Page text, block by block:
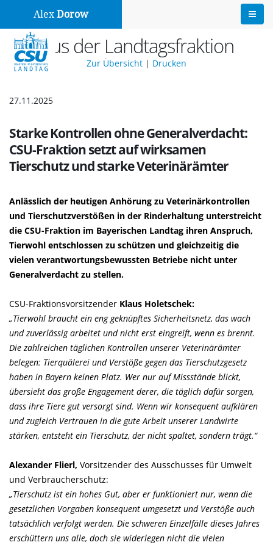
AlexDorow
Aus der Landtagsfraktion
Zur Übersicht | Drucken
27.11.2025
Starke Kontrollen ohne Generalverdacht:
CSU-Fraktion setzt auf wirksamen
Tierschutz und starke Veterinärämter
Anlässlich der heutigen Anhörung zu Veterinärkontrollen
und Tierschutzverstößen in der Rinderhaltung unterstreicht
die CSU-Fraktion im Bayerischen Landtag ihren Anspruch,
Tierwohl entschlossen zu schützen und gleichzeitig die
vielen verantwortungsbewussten Betriebe nicht unter
Generalverdacht zu stellen.
CSU-Fraktionsvorsitzender Klaus Holetschek:
Tierwohl braucht ein eng geknüpftes Sicherheitsnetz, das wach
und zuverlässig arbeitet und nicht erst eingreift, wenn es brennt.
Die zahlreichen täglichen Kontrollen unserer Veterinärämter
belegen: Tierquälerei und Verstöße gegen das Tierschutzgesetz
haben in Bayern keinen Platz. Wer nur auf Missstände blickt,
übersieht das große Engagement derer, die täglich dafür sorgen,
dass ihre Tiere gut versorgt sind. Wenn wir konsequent aufklären
und zugleich Vertrauen in die gute Arbeit unserer Landwirte
stärken, entsteht ein Tierschutz, der nicht spaltet, sondern trägt.“
Alexander Flierl, Vorsitzender des Ausschusses für Umwelt
und Verbraucherschutz:
Tierschutz ist ein hohes Gut, aber er funktioniert nur, wenn die
gesetzlichen Vorgaben konsequent umgesetzt und Verstöße auch
tatsächlich verfolgt werden. Die schweren Einzelfälle dieses Jahres
erschüttern uns alle, doch sie widerlegen nicht die vielen